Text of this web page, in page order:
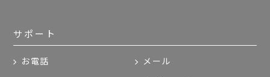
サポート
お電話 メール